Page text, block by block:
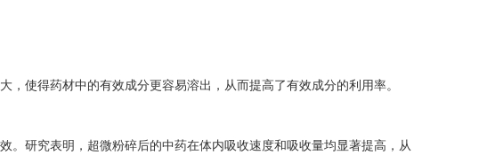
使得药材中的有效成分更容易溶出，从而提高了有效成分的利用率。
研究表明，超微粉碎后的中药在体内吸收速度和吸收量均显著提高，从